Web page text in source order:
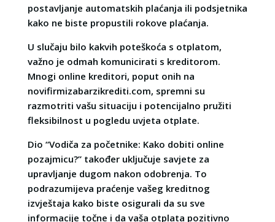
postavljanje automatskih plaćanja ili podsjetnika
kako ne biste propustili rokove plaćanja.
U slučaju bilo kakvih poteškoća s otplatom,
važno je odmah komunicirati s kreditorom.
Mnogi online kreditori, poput onih na
novifirmizabarzikrediti.com, spremni su
razmotriti vašu situaciju i potencijalno pružiti
fleksibilnost u pogledu uvjeta otplate.
Dio “Vodiča za početnike: Kako dobiti online
pozajmicu?” također uključuje savjete za
upravljanje dugom nakon odobrenja. To
podrazumijeva praćenje vašeg kreditnog
izvještaja kako biste osigurali da su sve
informacije točne i da vaša otplata pozitivno